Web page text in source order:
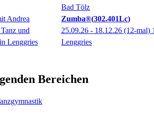
Bad Tölz
Zumba® 302.401Lc
25.09.26 - 18.12.26 (12-mal)
Lenggries
Bereichen